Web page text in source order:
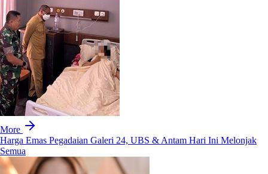
More
Harga Emas Pegadaian Galeri 24, UBS & Antam Hari Ini Melonjak
Semua